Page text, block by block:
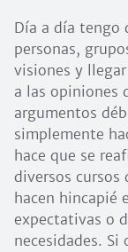
Día a día tengo
personas,
visiones y
a las opiniones
argumentos
simplemente
hace que se
diversos cursos
hacen hincapié
expectativas o
necesidades. Si